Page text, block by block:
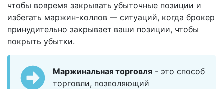
чтобы вовремя закрывать убыточные позиции и
избегать маржин-коллов — ситуаций, когда брокер
принудительно закрывает ваши позиции, чтобы
покрыть убытки.
Маржинальная торговля - это способ
торговли, позволяющий